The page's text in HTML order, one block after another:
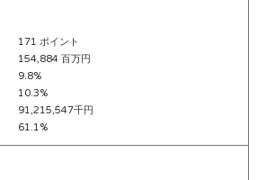
171 ポイント
154,884 百万円
9.8%
10.3%
91,215,547千円
61.1%